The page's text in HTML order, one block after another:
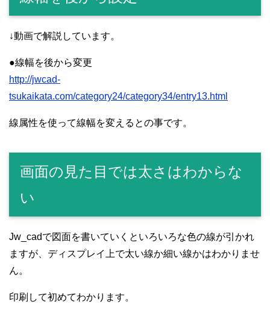
↓動画で解説しています。
●線幅を後から変更
http://jwcad-
tsukaikata.com/category24/category34/entry13.html
線属性を使って線幅を変えるとの事です。
画面の見た目では太さはわからな
い
Jw_cadで図面を書いていくといろいろな色の線が引かれ
ますが、ディスプレイ上で太い線か細い線かはわかりませ
ん。
印刷して初めてわかります。